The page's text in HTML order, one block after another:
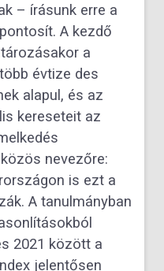
– írásunk erre a
A kezdő
a
évtize des
alapul, és az
kereseteit az
nevezőre:
is ezt a
A tanulmányban
2021 között a
jelentősen